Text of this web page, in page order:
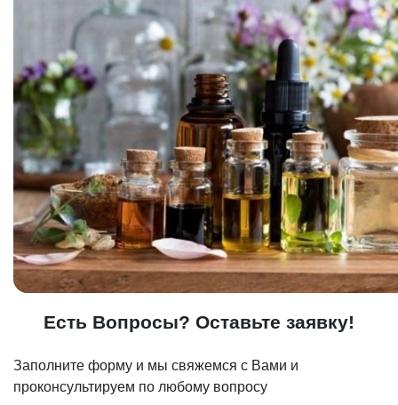
Есть Вопросы? Оставьте заявку!
Заполните форму и мы свяжемся с Вами и
проконсультируем по любому вопросу